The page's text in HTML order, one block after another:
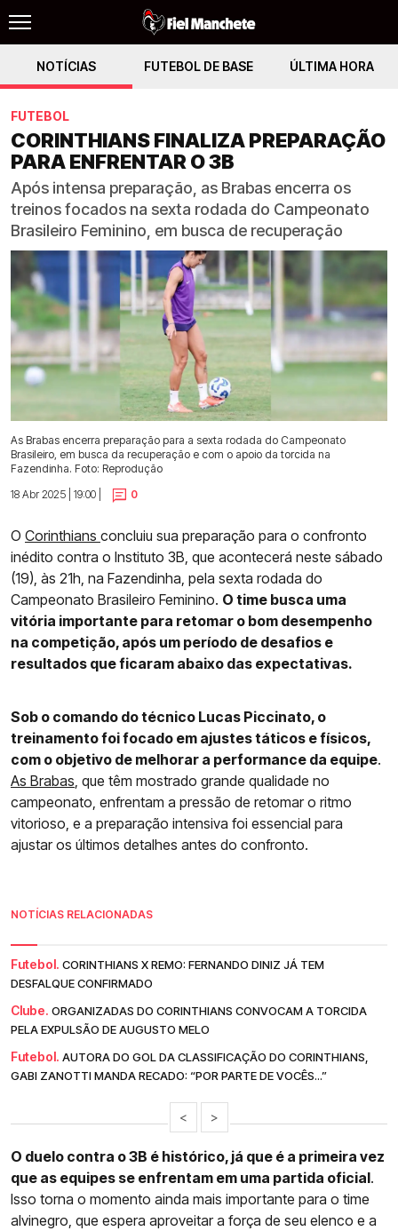
NOTÍCIAS FUTEBOL DE BASE ÚLTIMA HORA
FUTEBOL
CORINTHIANS FINALIZA PREPARAÇÃO
PARA ENFRENTAR O 3B
Após intensa preparação, as Brabas encerra os
treinos focados na sexta rodada do Campeonato
Brasileiro Feminino, em busca de recuperação
As Brabas encerra preparação para a sexta rodada do Campeonato
Brasileiro, em busca da recuperação e com o apoio da torcida na
Fazendinha. Foto: Reprodução
18 Abr 2025 | 19:00 |
0
O Corinthians concluiu sua preparação para o confronto
inédito contra o Instituto 3B, que acontecerá neste sábado
(19), às 21h, na Fazendinha, pela sexta rodada do
Campeonato Brasileiro Feminino. O time busca uma
vitória importante para retomar o bom desempenho
na competição, após um período de desafios e
resultados que ficaram abaixo das expectativas.
Sob o comando do técnico Lucas Piccinato, o
treinamento foi focado em ajustes táticos e físicos,
com o objetivo de melhorar a performance da equipe.
As Brabas , que têm mostrado grande qualidade no
campeonato, enfrentam a pressão de retomar o ritmo
vitorioso, e a preparação intensiva foi essencial para
ajustar os últimos detalhes antes do confronto.
NOTÍCIAS RELACIONADAS
Futebol. CORINTHIANS X REMO: FERNANDO DINIZ JÁ TEM
DESFALQUE CONFIRMADO
Clube. ORGANIZADAS DO CORINTHIANS CONVOCAM A TORCIDA
PELA EXPULSÃO DE AUGUSTO MELO
Futebol. AUTORA DO GOL DA CLASSIFICAÇÃO DO CORINTHIANS,
GABI ZANOTTI MANDA RECADO: “POR PARTE DE VOCÊS...”
< >
O duelo contra o 3B é histórico, já que é a primeira vez
que as equipes se enfrentam em uma partida oficial.
Isso torna o momento ainda mais importante para o time
alvinegro, que espera aproveitar a força de seu elenco e a